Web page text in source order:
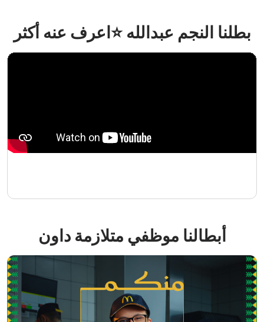
بطلنا النجم عبدالله ⭐اعرف عنه أكثر
أبطالنا موظفي متلازمة داون